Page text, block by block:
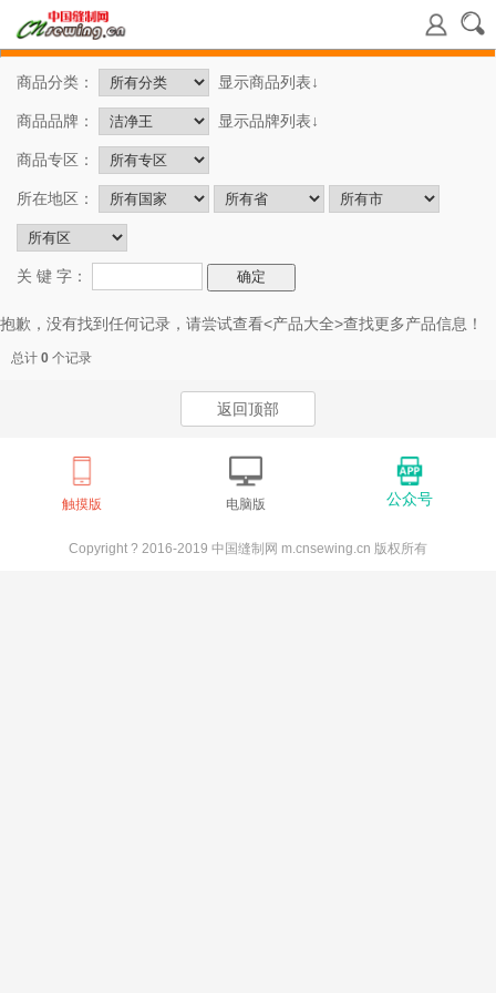
商品分类： 显示商品列表↓
商品品牌： 显示品牌列表↓
商品专区：
所在地区：
关 键 字：
抱歉，没有找到任何记录，请尝试查看<产品大全>查找更多产品信息！
总计 0 个记录
返回顶部
触摸版 电脑版 公众号
Copyright ? 2016-2019 中国缝制网 m.cnsewing.cn 版权所有